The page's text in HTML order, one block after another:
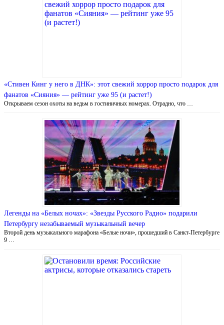
«Стивен Кинг у него в ДНК»: этот свежий хоррор просто подарок для
фанатов «Сияния» — рейтинг уже 95 (и растет!)
Открываем сезон охоты на ведьм в гостиничных номерах. Отрадно, что …
Легенды на «Белых ночах»: «Звезды Русского Радио» подарили
Петербургу незабываемый музыкальный вечер
Второй день музыкального марафона «Белые ночи», прошедший в Санкт-Петербурге
9 …